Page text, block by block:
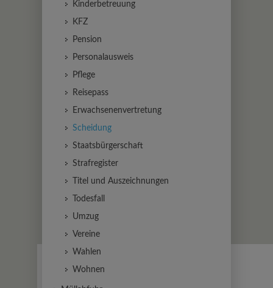
Kinderbetreuung
KFZ
Pension
Personalausweis
Pflege
Reisepass
Erwachsenenvertretung
Scheidung
Staatsbürgerschaft
Strafregister
Titel und Auszeichnungen
Todesfall
Umzug
Vereine
Wahlen
Wohnen